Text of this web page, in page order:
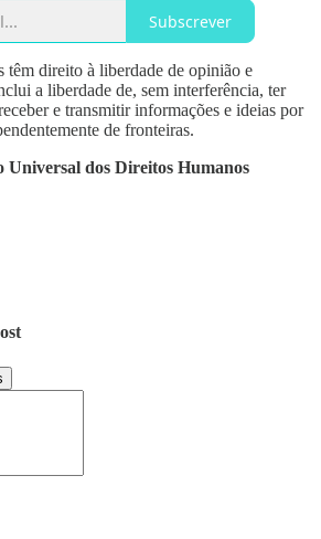
Subscrever
têm direito à liberdade de opinião e
a liberdade de, sem interferência, ter
e transmitir informações e ideias por
de fronteiras.
Universal dos Direitos Humanos